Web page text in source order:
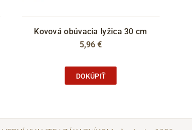
Kovová obúvacia lyžica 30 cm
5,96 €
DOKÚPIŤ